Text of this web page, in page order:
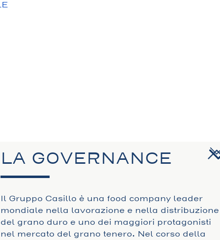
LA GOVERNANCE
Il Gruppo Casillo è una food company leader
mondiale nella lavorazione e nella distribuzione
del grano duro e uno dei maggiori protagonisti
nel mercato del grano tenero. Nel corso della